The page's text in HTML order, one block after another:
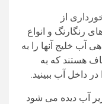
از
رنگارنگ و انواع
آب خلیج آنها را به
هستند که به
داخل آب ببینید.
آب دیده می شود